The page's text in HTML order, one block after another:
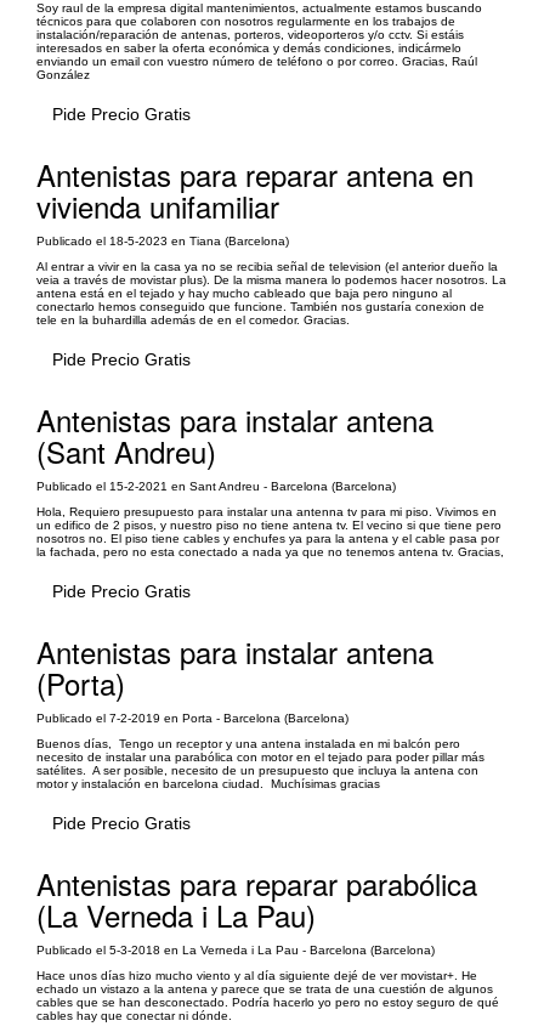
Soy raul de la empresa digital mantenimientos, actualmente estamos buscando
técnicos para que colaboren con nosotros regularmente en los trabajos de
instalación/reparación de antenas, porteros, videoporteros y/o cctv. Si estáis
interesados en saber la oferta económica y demás condiciones, indicármelo
enviando un email con vuestro número de teléfono o por correo. Gracias, Raúl
González
Pide Precio Gratis
Antenistas para reparar antena en
vivienda unifamiliar
Publicado el 18-5-2023 en Tiana (Barcelona)
Al entrar a vivir en la casa ya no se recibia señal de television (el anterior dueño la
veia a través de movistar plus). De la misma manera lo podemos hacer nosotros. La
antena está en el tejado y hay mucho cableado que baja pero ninguno al
conectarlo hemos conseguido que funcione. También nos gustaría conexion de
tele en la buhardilla además de en el comedor. Gracias.
Pide Precio Gratis
Antenistas para instalar antena
(Sant Andreu)
Publicado el 15-2-2021 en Sant Andreu - Barcelona (Barcelona)
Hola, Requiero presupuesto para instalar una antenna tv para mi piso. Vivimos en
un edifico de 2 pisos, y nuestro piso no tiene antena tv. El vecino si que tiene pero
nosotros no. El piso tiene cables y enchufes ya para la antena y el cable pasa por
la fachada, pero no esta conectado a nada ya que no tenemos antena tv. Gracias,
Pide Precio Gratis
Antenistas para instalar antena
(Porta)
Publicado el 7-2-2019 en Porta - Barcelona (Barcelona)
Buenos días, Tengo un receptor y una antena instalada en mi balcón pero
necesito de instalar una parabólica con motor en el tejado para poder pillar más
satélites. A ser posible, necesito de un presupuesto que incluya la antena con
motor y instalación en barcelona ciudad. Muchísimas gracias
Pide Precio Gratis
Antenistas para reparar parabólica
(La Verneda i La Pau)
Publicado el 5-3-2018 en La Verneda i La Pau - Barcelona (Barcelona)
Hace unos días hizo mucho viento y al día siguiente dejé de ver movistar+. He
echado un vistazo a la antena y parece que se trata de una cuestión de algunos
cables que se han desconectado. Podría hacerlo yo pero no estoy seguro de qué
cables hay que conectar ni dónde.